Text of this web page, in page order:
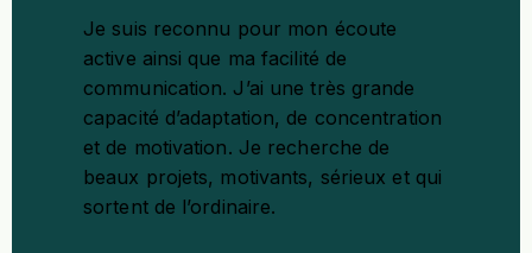
Je suis reconnu pour mon écoute
active ainsi que ma facilité de
communication. J’ai une très grande
capacité d’adaptation, de concentration
et de motivation. Je recherche de
beaux projets, motivants, sérieux et qui
sortent de l’ordinaire.